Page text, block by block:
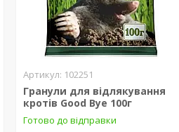
102251
Гранули для відлякування
кротів Good Bye 100г
Готово до відправки